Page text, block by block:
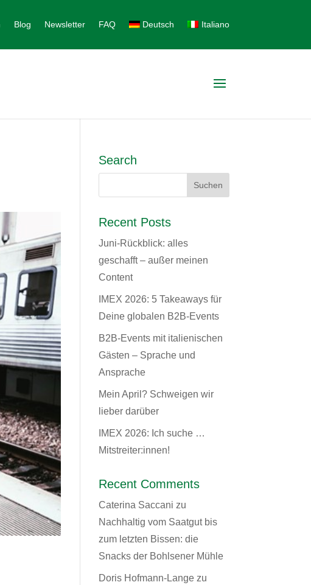
Blog Newsletter FAQ Deutsch Italiano
Search
Recent Posts
Juni-Rückblick: alles
geschafft – außer meinen
Content
IMEX 2026: 5 Takeaways für
Deine globalen B2B-Events
B2B-Events mit italienischen
Gästen – Sprache und
Ansprache
Mein April? Schweigen wir
lieber darüber
IMEX 2026: Ich suche …
Mitstreiter:innen!
Recent Comments
Caterina Saccani zu
Nachhaltig vom Saatgut bis
zum letzten Bissen: die
Snacks der Bohlsener Mühle
Doris Hofmann-Langezu